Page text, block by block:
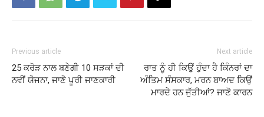
Previous article
25 ਕਰੋੜ ਨਾਲ ਬਣੇਗੀ 10 ਸੜਕਾਂ ਦੀ
ਨਵੀਂ ਯੋਜਨਾ, ਜਾਣੋ ਪੂਰੀ ਜਾਣਕਾਰੀ
Next article
ਰਾਤ ਨੂੰ ਹੀ ਕਿਉਂ ਹੁੰਦਾ ਹੈ ਕਿੰਨਰਾਂ ਦਾ
ਅੰਤਿਮ ਸੰਸਕਾਰ, ਮਰਨ ਬਾਅਦ ਕਿਉਂ
ਮਾਰਦੇ ਹਨ ਜੁੱਤੀਆਂ? ਜਾਣੋ ਕਾਰਨ